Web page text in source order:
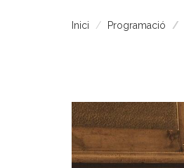
Inici Programació